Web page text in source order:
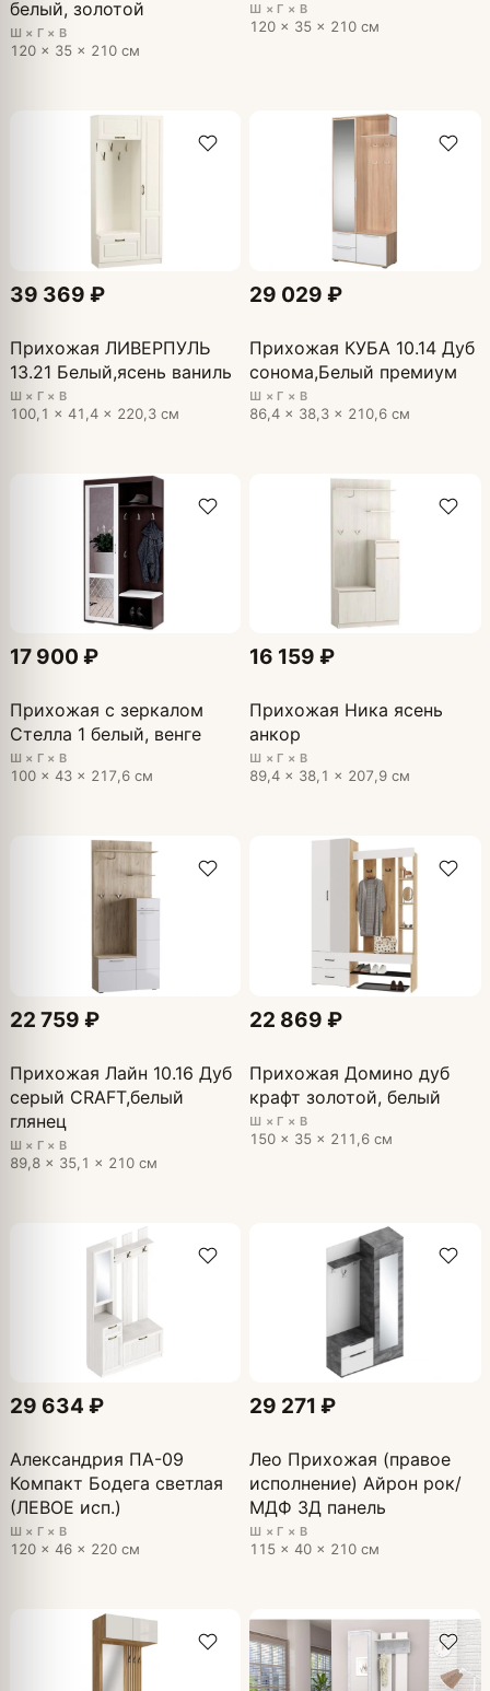
белый, золотой
Ш × Г × В
120 × 35 × 210 см
Ш × Г × В
120 × 35 × 210 см
39 369 ₽
Прихожая ЛИВЕРПУЛЬ
13.21 Белый,ясень ваниль
Ш × Г × В
100,1 × 41,4 × 220,3 см
29 029 ₽
Прихожая КУБА 10.14 Дуб
сонома,Белый премиум
Ш × Г × В
86,4 × 38,3 × 210,6 см
17 900 ₽
Прихожая с зеркалом
Стелла 1 белый, венге
Ш × Г × В
100 × 43 × 217,6 см
16 159 ₽
Прихожая Ника ясень
анкор
Ш × Г × В
89,4 × 38,1 × 207,9 см
22 759 ₽
Прихожая Лайн 10.16 Дуб
серый CRAFT,белый
глянец
Ш × Г × В
89,8 × 35,1 × 210 см
22 869 ₽
Прихожая Домино дуб
крафт золотой, белый
Ш × Г × В
150 × 35 × 211,6 см
29 634 ₽
Александрия ПА-09
Компакт Бодега светлая
(ЛЕВОЕ исп.)
Ш × Г × В
120 × 46 × 220 см
29 271 ₽
Лео Прихожая (правое
исполнение) Айрон рок/
МДФ 3Д панель
Ш × Г × В
115 × 40 × 210 см